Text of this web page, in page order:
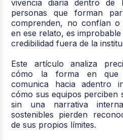
vivencia diaria dentro de
personas que forman
comprenden, no confían o
en ese relato, es
credibilidad fuera de la
Este artículo analiza
cómo la forma en que
comunica hacia adentro
cómo sus equipos perciben
sin una narrativa
sostenibles pierden
de sus propios límites.